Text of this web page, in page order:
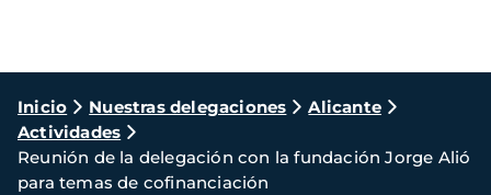
Ruta
de
navegación
Inicio Nuestras delegaciones
Alicante
Actividades
Reunión de la delegación con la fundación Jorge Alió
para temas de cofinanciación